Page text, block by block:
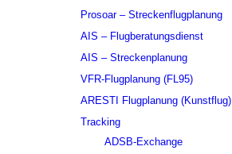
Prosoar – Streckenflugplanung
AIS – Flugberatungsdienst
AIS – Streckenplanung
VFR-Flugplanung (FL95)
ARESTI Flugplanung (Kunstflug)
Tracking
ADSB-Exchange